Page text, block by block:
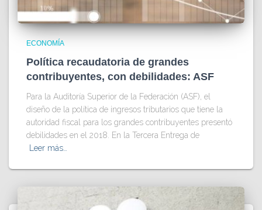
ECONOMÍA
Política recaudatoria de grandes
contribuyentes, con debilidades: ASF
Para la Auditoría Superior de la Federación (ASF), el
diseño de la política de ingresos tributarios que tiene la
autoridad fiscal para los grandes contribuyentes presentó
debilidades en el 2018. En la Tercera Entrega de
Leer más…